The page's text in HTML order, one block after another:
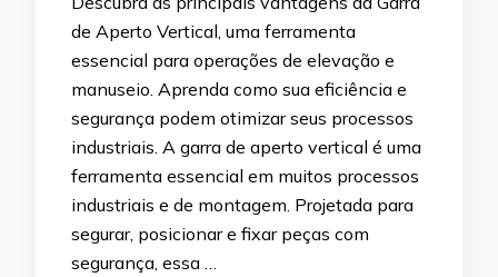
de Aperto Vertical, uma ferramenta
essencial para operações de elevação e
manuseio. Aprenda como sua eficiência e
segurança podem otimizar seus processos
industriais. A garra de aperto vertical é uma
ferramenta essencial em muitos processos
industriais e de montagem. Projetada para
segurar, posicionar e fixar peças com
segurança, essa …